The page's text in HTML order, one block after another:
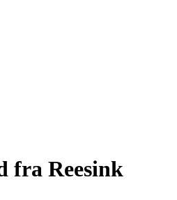
fra Reesink